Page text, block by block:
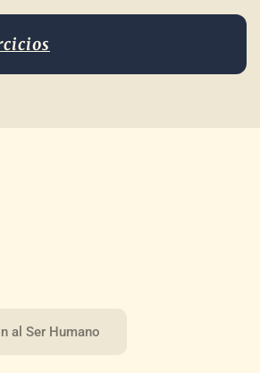
al Ser Humano